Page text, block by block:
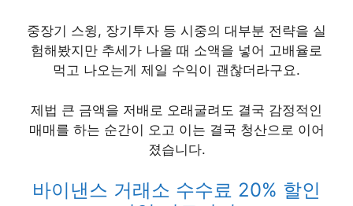
중장기 스윙, 장기투자 등 시중의 대부분 전략을 실
험해봤지만 추세가 나올 때 소액을 넣어 고배율로
먹고 나오는게 제일 수익이 괜찮더라구요.
제법 큰 금액을 저배로 오래굴려도 결국 감정적인
매매를 하는 순간이 오고 이는 결국 청산으로 이어
졌습니다.
바이낸스 거래소 수수료 20% 할인